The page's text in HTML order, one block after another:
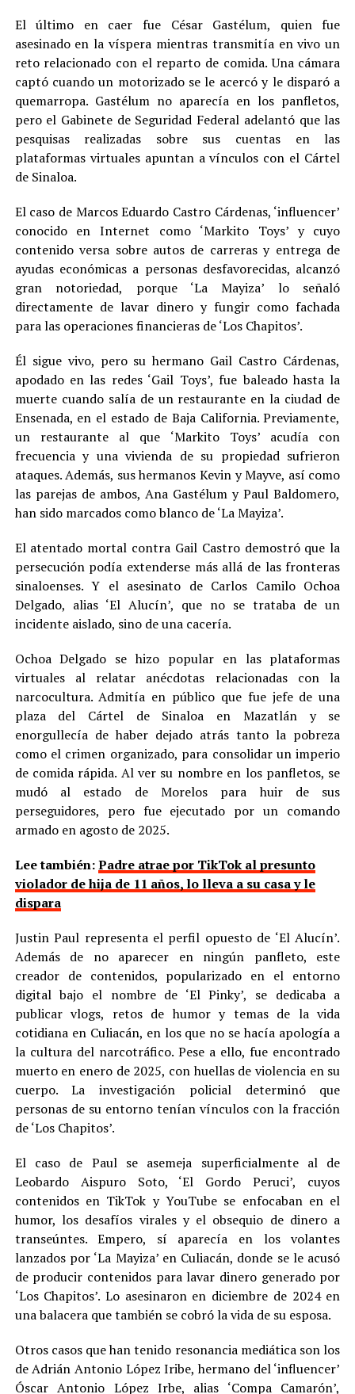
El último en caer fue César Gastélum, quien fue
asesinado en la víspera mientras transmitía en vivo un
reto relacionado con el reparto de comida. Una cámara
captó cuando un motorizado se le acercó y le disparó a
quemarropa. Gastélum no aparecía en los panfletos,
pero el Gabinete de Seguridad Federal adelantó que las
pesquisas realizadas sobre sus cuentas en las
plataformas virtuales apuntan a vínculos con el Cártel
de Sinaloa.
El caso de Marcos Eduardo Castro Cárdenas, ‘influencer’
conocido en Internet como ‘Markito Toys’ y cuyo
contenido versa sobre autos de carreras y entrega de
ayudas económicas a personas desfavorecidas, alcanzó
gran notoriedad, porque ‘La Mayiza’ lo señaló
directamente de lavar dinero y fungir como fachada
para las operaciones financieras de ‘Los Chapitos’.
Él sigue vivo, pero su hermano Gail Castro Cárdenas,
apodado en las redes ‘Gail Toys’, fue baleado hasta la
muerte cuando salía de un restaurante en la ciudad de
Ensenada, en el estado de Baja California. Previamente,
un restaurante al que ‘Markito Toys’ acudía con
frecuencia y una vivienda de su propiedad sufrieron
ataques. Además, sus hermanos Kevin y Mayve, así como
las parejas de ambos, Ana Gastélum y Paul Baldomero,
han sido marcados como blanco de ‘La Mayiza’.
El atentado mortal contra Gail Castro demostró que la
persecución podía extenderse más allá de las fronteras
sinaloenses. Y el asesinato de Carlos Camilo Ochoa
Delgado, alias ‘El Alucín’, que no se trataba de un
incidente aislado, sino de una cacería.
Ochoa Delgado se hizo popular en las plataformas
virtuales al relatar anécdotas relacionadas con la
narcocultura. Admitía en público que fue jefe de una
plaza del Cártel de Sinaloa en Mazatlán y se
enorgullecía de haber dejado atrás tanto la pobreza
como el crimen organizado, para consolidar un imperio
de comida rápida. Al ver su nombre en los panfletos, se
mudó al estado de Morelos para huir de sus
perseguidores, pero fue ejecutado por un comando
armado en agosto de 2025.
Lee también:Padre atrae por TikTok al presunto
violador de hija de 11 años, lo lleva a su casa y le
dispara
Justin Paul representa el perfil opuesto de ‘El Alucín’.
Además de no aparecer en ningún panfleto, este
creador de contenidos, popularizado en el entorno
digital bajo el nombre de ‘El Pinky’, se dedicaba a
publicar vlogs, retos de humor y temas de la vida
cotidiana en Culiacán, en los que no se hacía apología a
la cultura del narcotráfico. Pese a ello, fue encontrado
muerto en enero de 2025, con huellas de violencia en su
cuerpo. La investigación policial determinó que
personas de su entorno tenían vínculos con la fracción
de ‘Los Chapitos’.
El caso de Paul se asemeja superficialmente al de
Leobardo Aispuro Soto, ‘El Gordo Peruci’, cuyos
contenidos en TikTok y YouTube se enfocaban en el
humor, los desafíos virales y el obsequio de dinero a
transeúntes. Empero, sí aparecía en los volantes
lanzados por ‘La Mayiza’ en Culiacán, donde se le acusó
de producir contenidos para lavar dinero generado por
‘Los Chapitos’. Lo asesinaron en diciembre de 2024 en
una balacera que también se cobró la vida de su esposa.
Otros casos que han tenido resonancia mediática son los
de Adrián Antonio López Iribe, hermano del ‘influencer’
Óscar Antonio López Irbe, alias ‘Compa Camarón’,